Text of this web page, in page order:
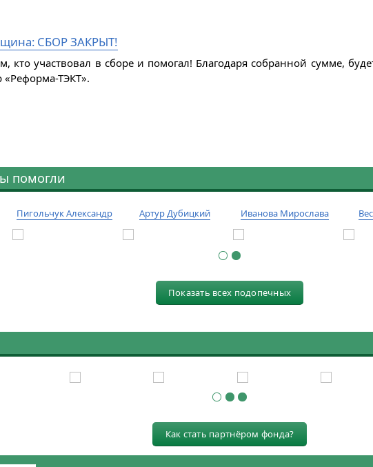
СБОР ЗАКРЫТ!
кто участвовал в сборе и помогал! Благодаря собранной сумме,
«Реформа-ТЭКТ».
помогли
Пигольчук Александр Артур Дубицкий Иванова Мирослава
Показать всех подопечных
Как стать партнёром фонда?